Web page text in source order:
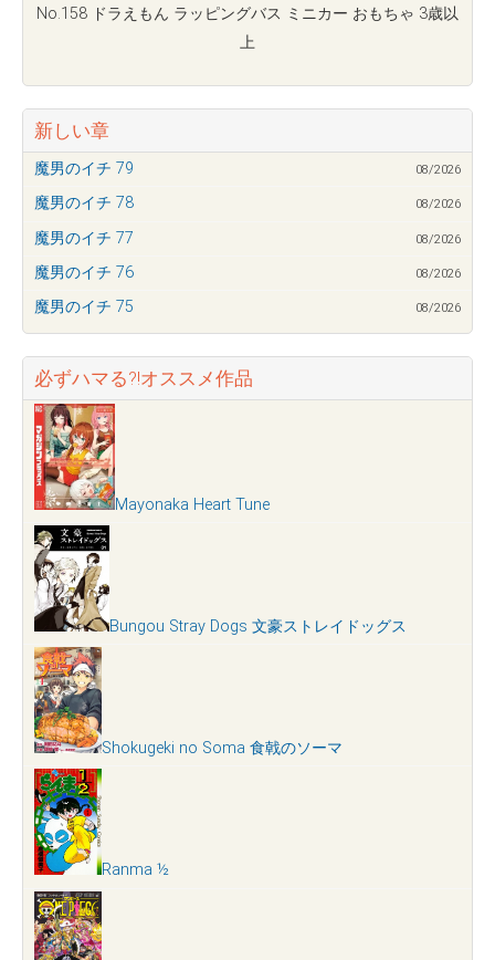
No.158 ドラえもん ラッピングバス ミニカー おもちゃ 3歳以
上
新しい章
魔男のイチ 79 08/2026
魔男のイチ 78 08/2026
魔男のイチ 77 08/2026
魔男のイチ 76 08/2026
魔男のイチ 75 08/2026
必ずハマる?!オススメ作品
Mayonaka Heart Tune
Bungou Stray Dogs 文豪ストレイドッグス
Shokugeki no Soma 食戟のソーマ
Ranma ½